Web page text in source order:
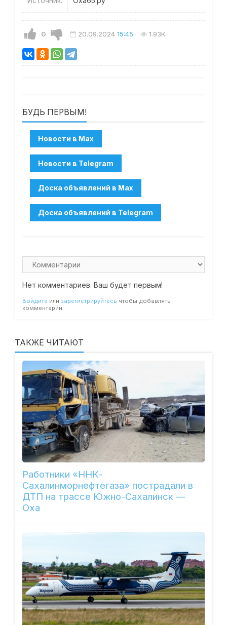
0 20.09.2024 15:45 1.93K
БУДЬ ПЕРВЫМ!
Нет комментариев. Ваш будет первым!
Войдите или зарегистрируйтесь чтобы добавлять
комментарии
ТАКЖЕ ЧИТАЮТ
Работники «ННК-
Сахалинморнефтегаза» пострадали в
ДТП на трассе Южно-Сахалинск —
Оха